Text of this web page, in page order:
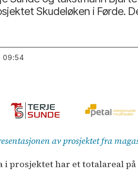
Skudeløken i Førde.
09:54
av prosjektet fra
i prosjektet har et totalareal